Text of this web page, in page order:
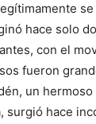
hace solo
con el
fueron
un
surgió hace